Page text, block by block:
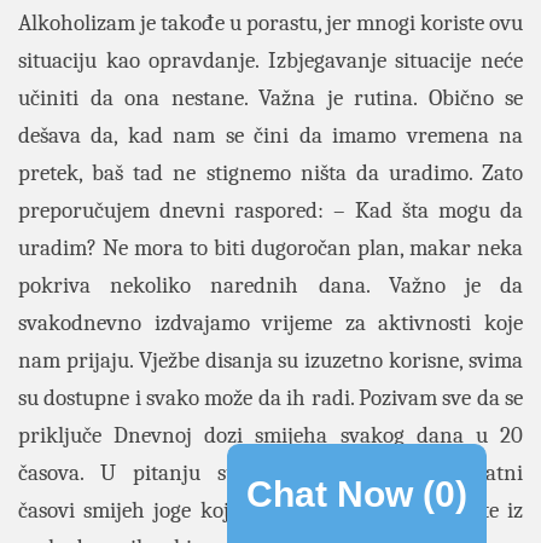
Alkoholizam je takođe u porastu, jer mnogi koriste ovu
situaciju kao opravdanje. Izbjegavanje situacije neće
učiniti da ona nestane. Važna je rutina. Obično se
dešava da, kad nam se čini da imamo vremena na
pretek, baš tad ne stignemo ništa da uradimo. Zato
preporučujem dnevni raspored: – Kad šta mogu da
uradim? Ne mora to biti dugoročan plan, makar neka
pokriva nekoliko narednih dana. Važno je da
svakodnevno izdvajamo vrijeme za aktivnosti koje
nam prijaju. Vježbe disanja su izuzetno korisne, svima
su dostupne i svako može da ih radi. Pozivam sve da se
priključe Dnevnoj dozi smijeha svakog dana u 20
časova. U pitanju su petnaestominutni besplatni
časovi smijeh joge koji će vam pomoći da iskočite iz
Chat Now (0)